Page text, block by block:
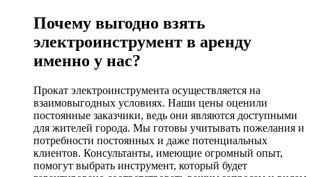
Почему выгодно взять
электроинструмент в аренду
именно у нас?
Прокат электроинструмента осуществляется на
взаимовыгодных условиях. Наши цены оценили
постоянные заказчики, ведь они являются доступными
для жителей города. Мы готовы учитывать пожелания и
потребности постоянных и даже потенциальных
клиентов. Консультанты, имеющие огромный опыт,
помогут выбрать инструмент, который будет